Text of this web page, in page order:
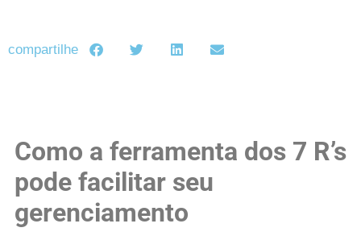
compartilhe
Como a ferramenta dos 7 R’s
pode facilitar seu
gerenciamento